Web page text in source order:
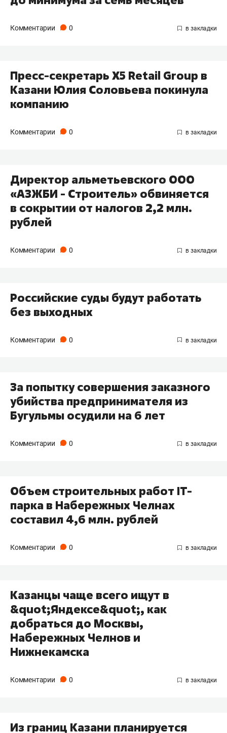
Комментарии 0
Пресс-секретарь X5 Retail Group в
Казани Юлия Соловьева покинула
компанию
Комментарии 0
Директор альметьевского ООО
«АЗЖБИ - Строитель» обвиняется
в сокрытии от налогов 2,2 млн.
рублей
Комментарии 0
Российские суды будут работать
без выходных
Комментарии 0
За попытку совершения заказного
убийства предпринимателя из
Бугульмы осудили на 6 лет
Комментарии 0
Объем строительных работ IT-
парка в Набережных Челнах
составил 4,6 млн. рублей
Комментарии 0
Казанцы чаще всего ищут в
&quot;Яндексе&quot;, как
добраться до Москвы,
Набережных Челнов и
Нижнекамска
Комментарии 0
Из границ Казани планируется